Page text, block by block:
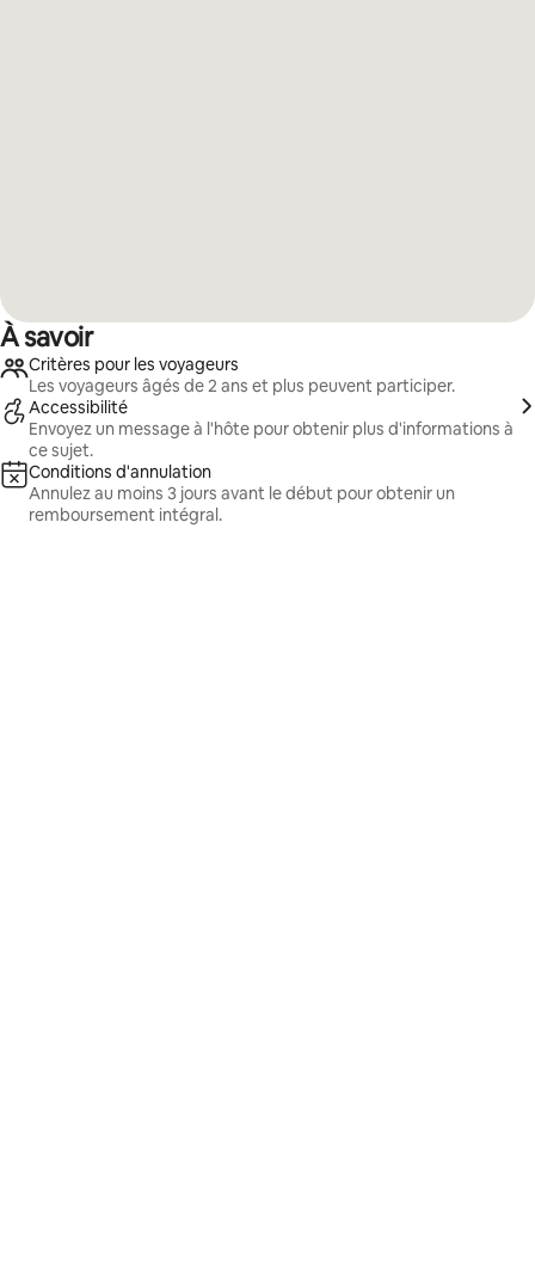
À savoir
Critères pour les voyageurs
Les voyageurs âgés de 2 ans et plus peuvent participer.
Accessibilité
Envoyez un message à l'hôte pour obtenir plus d'informations à
ce sujet.
Conditions d'annulation
Annulez au moins 3 jours avant le début pour obtenir un
remboursement intégral.